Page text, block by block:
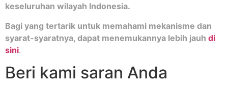
keseluruhan wilayah Indonesia.
Bagi yang tertarik untuk memahami mekanisme dan
syarat-syaratnya, dapat menemukannya lebih jauh di
sini.
Beri kami saran Anda